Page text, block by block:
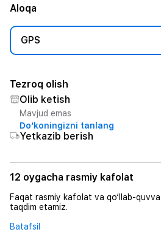
Aloqa
GPS
Tezroq olish
Olib ketish
Mavjud emas
Do‘koningizni tanlang
Yetkazib berish
12 oygacha rasmiy kafolat
Faqat rasmiy kafolat va qo‘llab-
taqdim etamiz.
Batafsil